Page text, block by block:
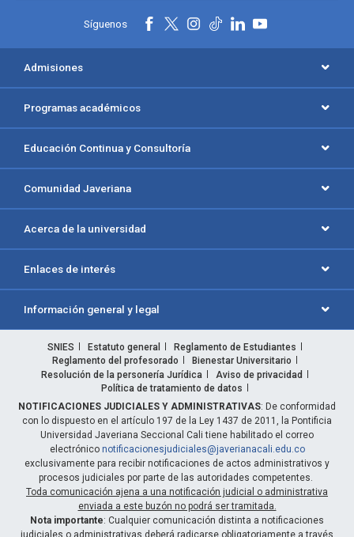
Síguenos
Admisiones
Programas académicos
Educación Continua y Consultoría
Comunidad Javeriana
Acerca de la universidad
Enlaces de interés
Información general y legal
SNIES Estatuto general
Reglamento de Estudiantes
Reglamento del profesorado
Bienestar Universitario
Resolución de la personería Jurídica
Aviso de privacidad
Política de tratamiento de datos
NOTIFICACIONES JUDICIALES Y ADMINISTRATIVAS: De conformidad
con lo dispuesto en el artículo 197 de la Ley 1437 de 2011, la Pontificia
Universidad Javeriana Seccional Cali tiene habilitado el correo
electrónico notificacionesjudiciales@javerianacali.edu.co
exclusivamente para recibir notificaciones de actos administrativos y
procesos judiciales por parte de las autoridades competentes.
Toda comunicación ajena a una notificación judicial o administrativa
enviada a este buzón no podrá ser tramitada.
Nota importante: Cualquier comunicación distinta a notificaciones
judiciales o administrativas deberá radicarse obligatoriamente a través